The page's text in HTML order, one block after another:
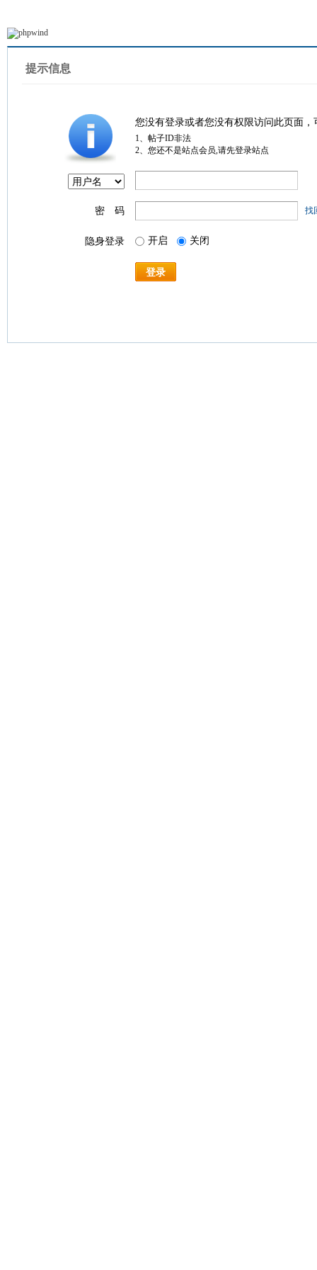
提示信息
您没有登录或者您没有权限访问此页面
1、帖子ID非法
2、您还不是站点会员,请先登录站点
密 码 找
隐身登录 开启 关闭
登录